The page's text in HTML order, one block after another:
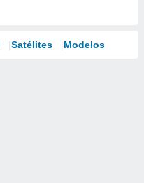
Satélites Modelos